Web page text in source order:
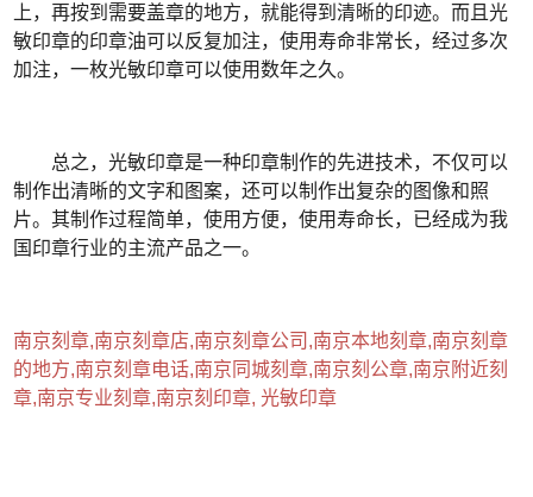
上，再按到需要盖章的地方，就能得到清晰的印迹。而且光
敏印章的印章油可以反复加注，使用寿命非常长，经过多次
加注，一枚光敏印章可以使用数年之久。
总之，光敏印章是一种印章制作的先进技术，不仅可以
制作出清晰的文字和图案，还可以制作出复杂的图像和照
片。其制作过程简单，使用方便，使用寿命长，已经成为我
国印章行业的主流产品之一。
南京刻章,南京刻章店,南京刻章公司,南京本地刻章,南京刻章
的地方,南京刻章电话,南京同城刻章,南京刻公章,南京附近刻
章,南京专业刻章,南京刻印章, 光敏印章